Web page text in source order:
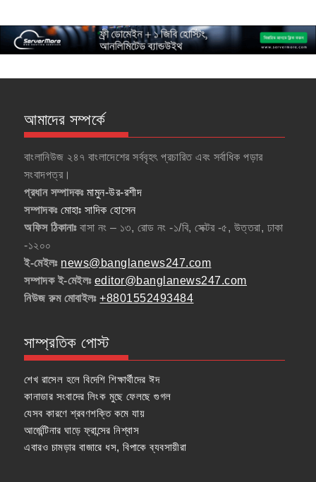
আমাদের সম্পর্কে
বাংলানিউজ ২৪৭ বাংলাদেশের সর্ববৃহৎ প্রচারিত এবং সর্বাধিক পড়ার
সংবাদপত্র।
প্রধান সম্পাদকঃমামুন-উর-রশীদ
সম্পাদকঃ মোহাঃ সাদিক হোসেন
অফিস ঠিকানাঃবাসা নং – ১৩, রোড নং -১/বি, সেক্টর -৫, উত্তরা, ঢাকা
-১২০০
ই-মেইলঃ news@banglanews247.com
সম্পাদক ই-মেইলঃ editor@banglanews247.com
নিউজ রুম মোবাইলঃ+8801552493484
সাম্প্রতিক পোস্ট
শেখ রাসেল হলে বিদেশি শিক্ষার্থীদের ঈদ
কানাডার সংবাদের লিংক মুছে ফেলছে গুগল
যেসব কারণে শ্রবণশক্তি কমে যায়
আর্জেন্টিনার ঘাড়ে ফ্রান্সের নিশ্বাস
এবারও চামড়ার বাজারে ধস, বিপাকে ব্যবসায়ীরা